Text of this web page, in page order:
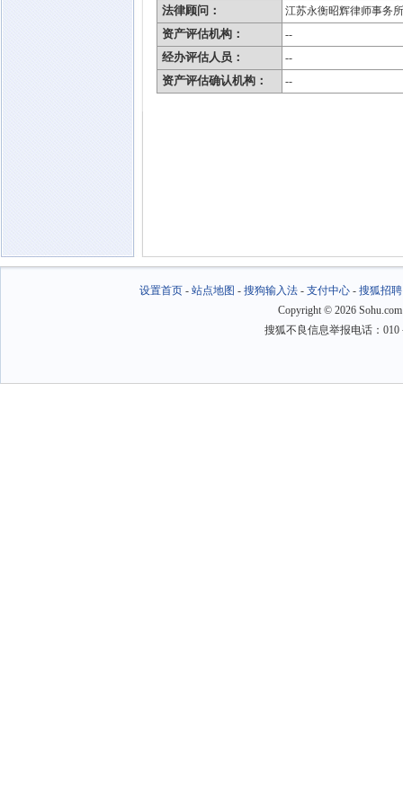
法律顾问： 江苏永衡昭辉律师事务所
资产评估机构： --
经办评估人员： --
资产评估确认机构： --
设置首页- 站点地图 - 搜狗输入法- 支付中心- 搜狐招聘
Copyright © 2026
搜狐不良信息举报电话：010